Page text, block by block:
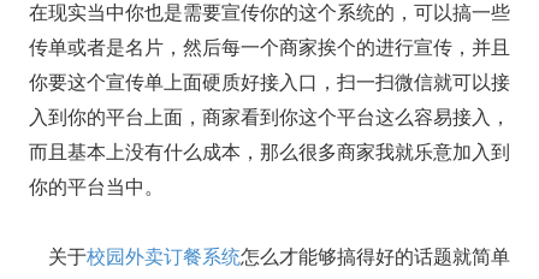
在现实当中你也是需要宣传你的这个系统的，可以搞一些
传单或者是名片，然后每一个商家挨个的进行宣传，并且
你要这个宣传单上面硬质好接入口，扫一扫微信就可以接
入到你的平台上面，商家看到你这个平台这么容易接入，
而且基本上没有什么成本，那么很多商家我就乐意加入到
你的平台当中。
关于校园外卖订餐系统怎么才能够搞得好的话题就简单